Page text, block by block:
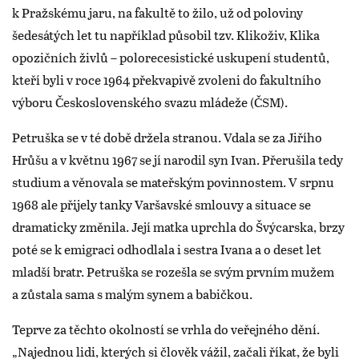
k Pražskému jaru, na fakultě to žilo, už od poloviny
šedesátých let tu například působil tzv. Klikoživ, Klika
opozičních živlů – polorecesistické uskupení studentů,
kteří byli v roce 1964 překvapivě zvoleni do fakultního
výboru Československého svazu mládeže (ČSM).
Petruška se v té době držela stranou. Vdala se za Jiřího
Hrůšu a v květnu 1967 se jí narodil syn Ivan. Přerušila tedy
studium a věnovala se mateřským povinnostem. V srpnu
1968 ale přijely tanky Varšavské smlouvy a situace se
dramaticky změnila. Její matka uprchla do Švýcarska, brzy
poté se k emigraci odhodlala i sestra Ivana a o deset let
mladší bratr. Petruška se rozešla se svým prvním mužem
a zůstala sama s malým synem a babičkou.
Teprve za těchto okolností se vrhla do veřejného dění.
„Najednou lidi, kterých si člověk vážil, začali říkat, že byli